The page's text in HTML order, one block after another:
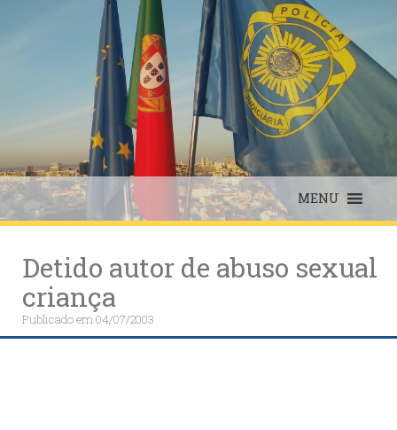
MENU
Detido autor de abuso sexual
criança
Publicado em04/07/2003